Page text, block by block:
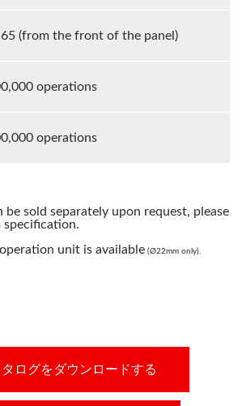
65 (from the front of the panel)
operations
operations
sold separately upon request, please
unit is available (Ø22mm only).
タログをダウンロードする